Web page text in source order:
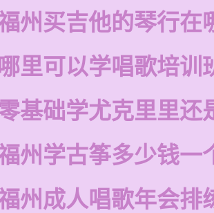
州买吉他的琴行在
里可以学唱歌培训
基础学尤克里里还
州学古筝多少钱一
州成人唱歌年会排